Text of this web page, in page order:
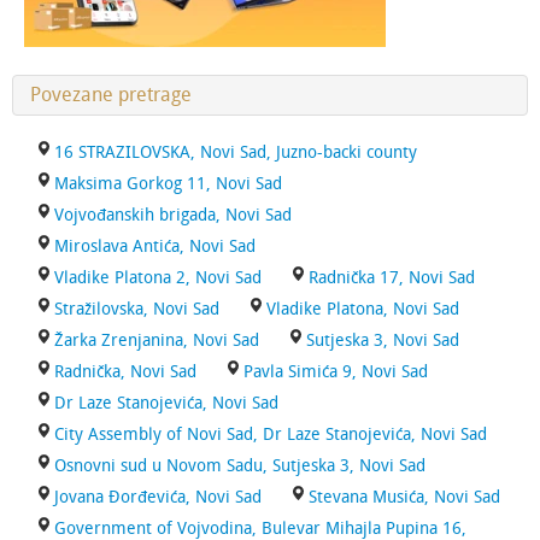
Povezane pretrage
16 STRAZILOVSKA, Novi Sad, Juzno-backi county
Maksima Gorkog 11, Novi Sad
Vojvođanskih brigada, Novi Sad
Miroslava Antića, Novi Sad
Vladike Platona 2, Novi Sad
Radnička 17, Novi Sad
Stražilovska, Novi Sad
Vladike Platona, Novi Sad
Žarka Zrenjanina, Novi Sad
Sutjeska 3, Novi Sad
Radnička, Novi Sad
Pavla Simića 9, Novi Sad
Dr Laze Stanojevića, Novi Sad
City Assembly of Novi Sad, Dr Laze Stanojevića, Novi Sad
Osnovni sud u Novom Sadu, Sutjeska 3, Novi Sad
Jovana Đorđevića, Novi Sad
Stevana Musića, Novi Sad
Government of Vojvodina, Bulevar Mihajla Pupina 16,